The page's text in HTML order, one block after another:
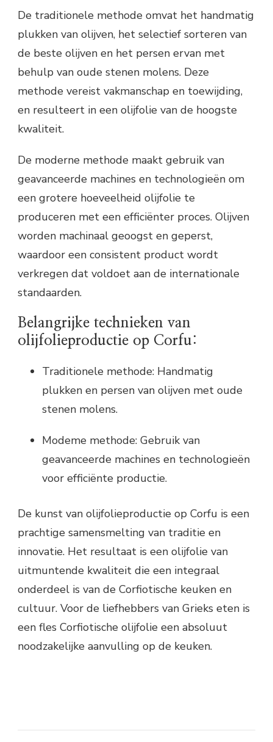
De traditionele methode omvat het handmatig
plukken van olijven, het selectief sorteren van
de beste olijven en het persen ervan met
behulp van oude stenen molens. Deze
methode vereist vakmanschap en toewijding,
en resulteert in een olijfolie van de hoogste
kwaliteit.
De moderne methode maakt gebruik van
geavanceerde machines en technologieën om
een grotere hoeveelheid olijfolie te
produceren met een efficiënter proces. Olijven
worden machinaal geoogst en geperst,
waardoor een consistent product wordt
verkregen dat voldoet aan de internationale
standaarden.
Belangrijke technieken van
olijfolieproductie op Corfu:
Traditionele methode: Handmatig
plukken en persen van olijven met oude
stenen molens.
Modeme methode: Gebruik van
geavanceerde machines en technologieën
voor efficiënte productie.
De kunst van olijfolieproductie op Corfu is een
prachtige samensmelting van traditie en
innovatie. Het resultaat is een olijfolie van
uitmuntende kwaliteit die een integraal
onderdeel is van de Corfiotische keuken en
cultuur. Voor de liefhebbers van Grieks eten is
een fles Corfiotische olijfolie een absoluut
noodzakelijke aanvulling op de keuken.